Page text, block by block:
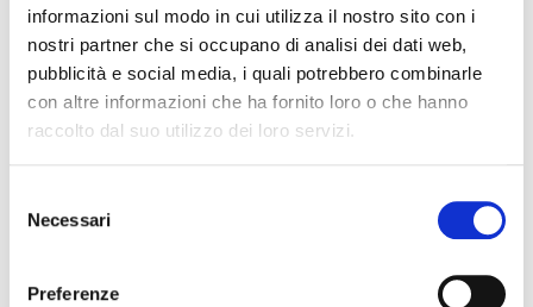
informazioni sul modo in cui utilizza il nostro sito con i
nostri partner che si occupano di analisi dei dati web,
pubblicità e social media, i quali potrebbero combinarle
con altre informazioni che ha fornito loro o che hanno
raccolto dal suo utilizzo dei loro servizi.
delNecessari
Preferenze
1.Linee di estrusione per PET riciclato
Estrusori monovite e bivite specifici per
PET riciclato.
calo di IV.
spessori variabili da 0,15 a 1,50 mm.